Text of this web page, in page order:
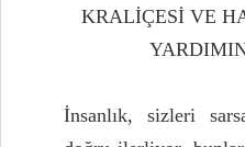
KRALİÇESİ VE
İnsanlık, sizleri